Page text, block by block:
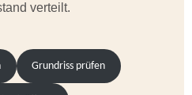
verteilt.
Grundriss prüfen